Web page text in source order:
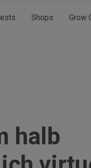
Shops Grow
halb